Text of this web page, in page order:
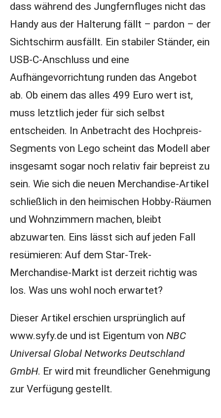
dass während des Jungfernfluges nicht das
Handy aus der Halterung fällt – pardon – der
Sichtschirm ausfällt. Ein stabiler Ständer, ein
USB-C-Anschluss und eine
Aufhängevorrichtung runden das Angebot
ab. Ob einem das alles 499 Euro wert ist,
muss letztlich jeder für sich selbst
entscheiden. In Anbetracht des Hochpreis-
Segments von Lego scheint das Modell aber
insgesamt sogar noch relativ fair bepreist zu
sein. Wie sich die neuen Merchandise-Artikel
schließlich in den heimischen Hobby-Räumen
und Wohnzimmern machen, bleibt
abzuwarten. Eins lässt sich auf jeden Fall
resümieren: Auf dem Star-Trek-
Merchandise-Markt ist derzeit richtig was
los. Was uns wohl noch erwartet?
Dieser Artikel erschien ursprünglich auf
www.syfy.de und ist Eigentum von NBC
Universal Global Networks Deutschland
GmbH. Er wird mit freundlicher Genehmigung
zur Verfügung gestellt.